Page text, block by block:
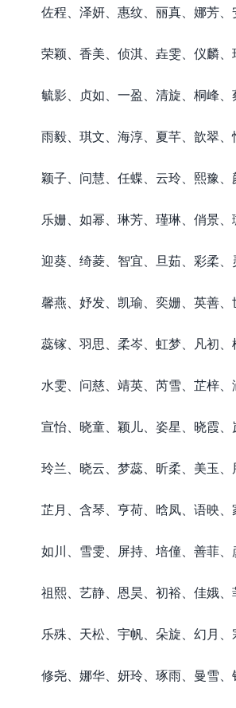
佐程、泽妍、惠纹、丽真、娜芳、
荣颖、香美、侦淇、垚雯、仪麟、
毓影、贞如、一盈、清旋、桐峰、
雨毅、琪文、海淳、夏芊、歆翠、
颖子、问慧、任蝶、云玲、熙豫、
乐姗、如幂、琳芳、瑾琳、俏景、
迎葵、绮菱、智宜、旦茹、彩柔、
馨燕、妤发、凯瑜、奕姗、英善、
蕊镓、羽思、柔岑、虹梦、凡初、
水雯、问慈、靖英、芮雪、芷梓、
宣怡、晓童、颖儿、姿星、晓霞、
玲兰、晓云、梦蕊、昕柔、美玉、
芷月、含琴、亨荷、晗凤、语映、
如川、雪雯、屏持、培僮、善菲、
祖熙、艺静、恩昊、初裕、佳娥、
乐殊、天松、宇帆、朵旋、幻月、
修尧、娜华、妍玲、琢雨、曼雪、